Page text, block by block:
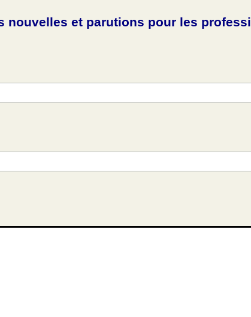
nouvelles et parutions pour les